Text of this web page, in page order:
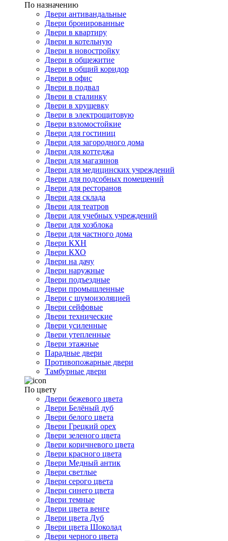
По назначению
Двери антивандальные
Двери бронированные
Двери в квартиру
Двери в котельную
Двери в новостройку
Двери в общежитие
Двери в общий коридор
Двери в офис
Двери в подвал
Двери в сталинку
Двери в хрущевку
Двери в электрощитовую
Двери взломостойкие
Двери для гостиниц
Двери для загородного дома
Двери для коттеджа
Двери для магазинов
Двери для медицинских учреждений
Двери для подсобных помещений
Двери для ресторанов
Двери для склада
Двери для театров
Двери для учебных учреждений
Двери для хозблока
Двери для частного дома
Двери КХН
Двери КХО
Двери на дачу
Двери наружные
Двери подъездные
Двери промышленные
Двери с шумоизоляцией
Двери сейфовые
Двери технические
Двери усиленные
Двери утепленные
Двери этажные
Парадные двери
Противопожарные двери
Тамбурные двери
По цвету
Двери бежевого цвета
Двери Белёный дуб
Двери белого цвета
Двери Грецкий орех
Двери зеленого цвета
Двери коричневого цвета
Двери красного цвета
Двери Медный антик
Двери светлые
Двери серого цвета
Двери синего цвета
Двери темные
Двери цвета венге
Двери цвета Дуб
Двери цвета Шоколад
Двери черного цвета